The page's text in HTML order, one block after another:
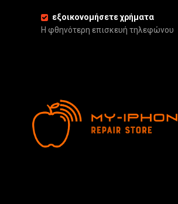
εξοικονομήσετε χρήματα
Η φθηνότερη επισκευή τηλεφώνου